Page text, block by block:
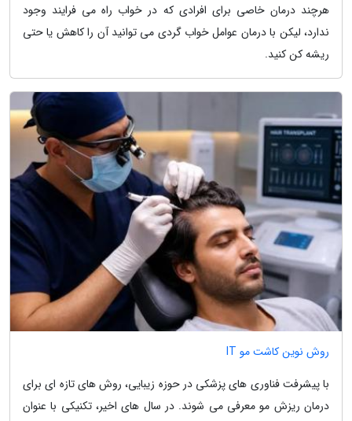
هرچند درمان خاصی برای افرادی که در خواب راه می فرایند وجود
ندارد، لیکن با درمان عوامل خواب گردی می توانید آن را کاهش یا حتی
ریشه کن کنید.
روش نوین کاشت مو IT
با پیشرفت فناوری های پزشکی در حوزه زیبایی، روش های تازه ای برای
درمان ریزش مو معرفی می شوند. در سال های اخیر، تکنیکی با عنوان